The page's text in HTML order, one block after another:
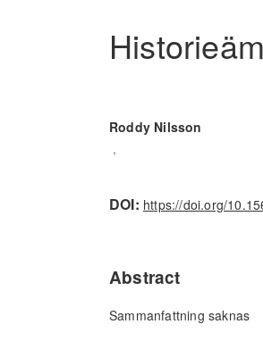
Roddy Nilsson
,
DOI: https://doi.org/
Abstract
Sammanfattning saknas